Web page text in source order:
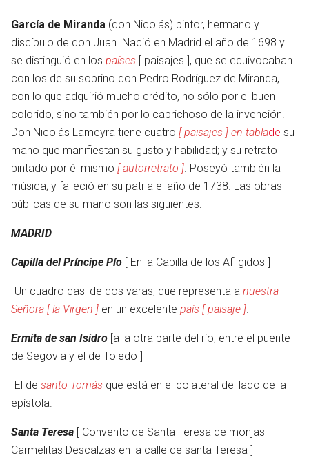
Leer Vigilar
García de Miranda (don Nicolás) pintor, hermano y
discípulo de don Juan. Nació en Madrid el año de 1698 y
se distinguió en los países [ paisajes ], que se equivocaban
con los de su sobrino don Pedro Rodríguez de Miranda,
con lo que adquirió mucho crédito, no sólo por el buen
colorido, sino también por lo caprichoso de la invención.
Don Nicolás Lameyra tiene cuatro [ paisajes ] en tablade su
mano que manifiestan su gusto y habilidad; y su retrato
pintado por él mismo [ autorretrato ]. Poseyó también la
música; y falleció en su patria el año de 1738. Las obras
públicas de su mano son las siguientes:
MADRID
Capilla del Príncipe Pío [ En la Capilla de los Afligidos ]
-Un cuadro casi de dos varas, que representa a nuestra
Señora [ la Virgen ] en un excelente país [ paisaje ].
Ermita de san Isidro [a la otra parte del río, entre el puente
de Segovia y el de Toledo ]
-El de santo Tomás que está en el colateral del lado de la
epístola.
Santa Teresa [ Convento de Santa Teresa de monjas
Carmelitas Descalzas en la calle de santa Teresa ]